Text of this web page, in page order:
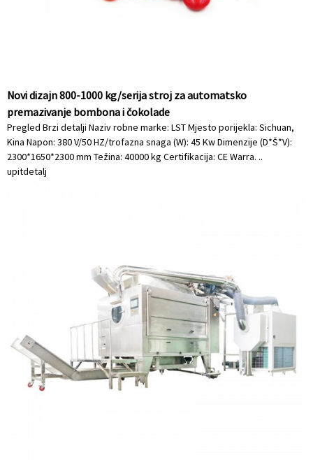
Novi dizajn 800-1000 kg/serija stroj za automatsko
premazivanje bombona i čokolade
Pregled Brzi detalji Naziv robne marke: LST Mjesto porijekla: Sichuan,
Kina Napon: 380 V/50 HZ/trofazna snaga (W): 45 Kw Dimenzije (D*Š*V):
2300*1650*2300 mm Težina: 40000 kg Certifikacija: CE Warra. ..
upitdetalj